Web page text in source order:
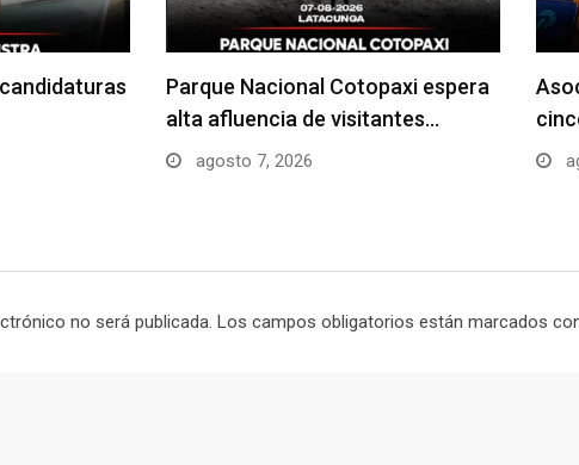
Parque Nacional Cotopaxi espera
alta afluencia de visitantes…
agosto 7, 2026
no será publicada. Los campos obligatorios están marcados